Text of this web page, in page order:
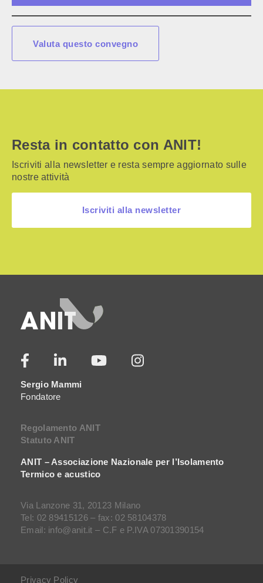
Valuta questo convegno
Resta in contatto con ANIT!
Iscriviti alla newsletter e resta sempre aggiornato sulle
nostre attività
Iscriviti alla newsletter
Sergio Mammi
Fondatore
Regolamento ANIT
Statuto ANIT
ANIT – Associazione Nazionale per l’Isolamento
Termico e acustico
Via Lanzone 31, 20123 Milano
Tel: 02 89415126 – fax: 02 58104378
Email: info@anit.it – C.F e P.IVA 07301390154
Privacy Policy